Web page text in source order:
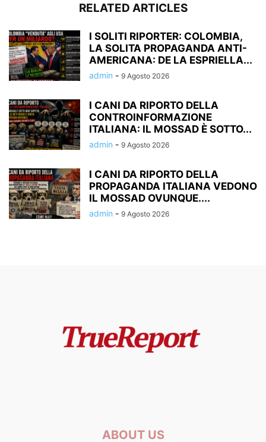
RELATED ARTICLES
I SOLITI RIPORTER: COLOMBIA,
LA SOLITA PROPAGANDA ANTI-
AMERICANA: DE LA ESPRIELLA...
admin - 9 Agosto 2026
I CANI DA RIPORTO DELLA
CONTROINFORMAZIONE
ITALIANA: IL MOSSAD È SOTTO...
admin - 9 Agosto 2026
I CANI DA RIPORTO DELLA
PROPAGANDA ITALIANA VEDONO
IL MOSSAD OVUNQUE....
admin - 9 Agosto 2026
ABOUT US